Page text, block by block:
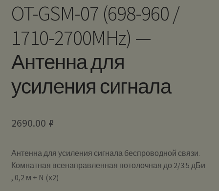
OT-GSM-07 (698-960 /
1710-2700MHz) —
Антенна для
усиления сигнала
2690.00 ₽
Антенна для усиления сигнала беспроводной связи.
Комнатная всенаправленная потолочная до 2/3.5 дБи
, 0,2 м + N (х2)